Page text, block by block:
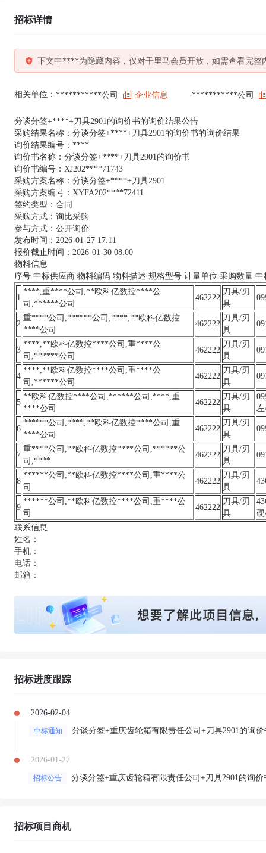
招标详情
下文中****为隐藏内容，仅对千里马会员开放，如需查看完整
相关单位： ***********公司 企业信息 ***********公司
分谈分签+****+刀具2901的询价书的询价结果公告
采购结果名称：分谈分签+****+刀具2901的询价书的询价结果
询价结果编号：****
询价书名称：分谈分签+****+刀具2901的询价书
询价书编号：XJ202****71743
采购方案名称：分谈分签+****+刀具2901
采购方案编号：XYFA202****72411
签约类型：合同
采购方式：询比采购
参与方式：公开询价
发布时间：2026-01-27 17:11
报价截止时间：2026-01-30 08:00
物料信息
序号 中标供应商 物料编码 物料描述 规格型号 计量单位 采购数量
1
****,重****公司,**欧科亿数控****公
司,******公司
462222
刀具/刃
具
2
重****公司,******公司,****,**欧科亿数控
****公司
462222
刀具/刃
具
3
****,**欧科亿数控****公司,重****公
司,******公司
462222
刀具/刃
具
4
****,**欧科亿数控****公司,重****公
司,******公司
462222
刀具/刃
具
5
**欧科亿数控****公司,******公司,****,重
****公司
462222
刀具/刃
具
左
6
******公司,****,**欧科亿数控****公司,重
****公司
462222
刀具/刃
具
7
重****公司,**欧科亿数控****公司,******公
司,****
462222
刀具/刃
具
8
******公司,**欧科亿数控****公司,重****公
司
462222
刀具/刃
具
9
******公司,**欧科亿数控****公司,重****公
司
462222
刀具/刃
具
联系信息
姓名：
手机：
电话：
邮箱：
招标进度跟踪
2026-02-04
中标通知 分谈分签+重庆齿轮箱有限责任公司+刀具2901的询
2026-01-27
招标公告 分谈分签+重庆齿轮箱有限责任公司+刀具2901的询价
招标项目商机